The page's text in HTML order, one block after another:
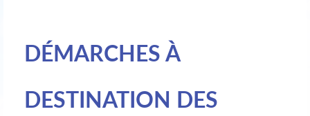
DÉMARCHES À
DESTINATION DES